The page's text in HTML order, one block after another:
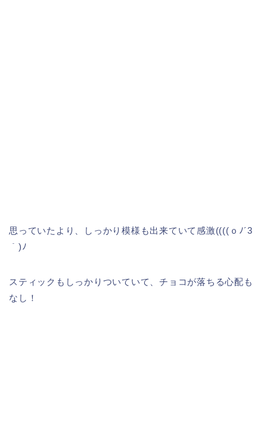
思っていたより、しっかり模様も出来ていて感激((((ｏﾉ´3
｀)ﾉ
スティックもしっかりついていて、チョコが落ちる心配も
なし！